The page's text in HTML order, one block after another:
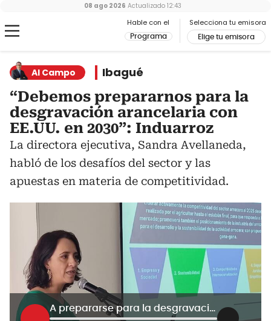
Hable con el
Programa
Selecciona tu emisora
Elige tu emisora
08 ago 2026 Actualizado 12:43
Al Campo Ibagué
“Debemos prepararnos para la
desgravación arancelaria con
EE.UU. en 2030”: Induarroz
La directora ejecutiva, Sandra Avellaneda,
habló de los desafíos del sector y las
apuestas en materia de competitividad.
A prepararse para la desgravación del arroz de EE.UU.